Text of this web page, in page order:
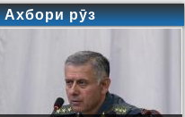
Ахбори рӯз